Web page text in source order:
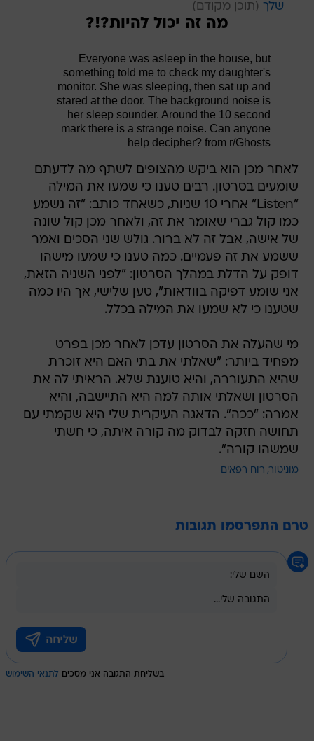
שלך
מה זה יכול להיות?!?
Everyone was asleep in the house, but
something told me to check my daughter's
monitor. She was sleeping, then sat up and
stared at the door. The background noise is
her sleep sounder. Around the 10 second
mark there is a strange noise. Can anyone
help decipher? from r/Ghosts
לאחר מכן הוא ביקש מהצופים לשתף מה לדעתם
שומעים בסרטון. רבים טענו כי שמעו את המילה
"Listen" אחרי 10 שניות, כשאחד כותב: "זה נשמע
כמו קול גברי שאומר את זה, ולאחר מכן קול שונה
של אישה, אבל זה לא ברור. גולש שני הסכים ואמר
ששמע את זה פעמיים. כמה טענו כי שמעו מישהו
דופק על הדלת במהלך הסרטון: "לפני השניה הזאת,
אני שומע דפיקה בוודאות", טען שלישי, אך היו כמה
שטענו כי לא שמעו את המילה בכלל.
מי שהעלה את הסרטון עדכן לאחר מכן בפרט
מפחיד ביותר: "שאלתי את בתי האם היא זוכרת
שהיא התעוררה, והיא טוענת שלא. הראיתי לה את
הסרטון ושאלתי אותה למה היא התיישבה, והיא
אמרה: "ככה". הדאגה העיקרית שלי היא שקמתי עם
תחושה חזקה לבדוק מה קורה איתה, כי חשתי
שמשהו קורה".
מוניטור רוח רפאים
טרם התפרסמו תגובות
בשליחת התגובה אני מסכים לתנאי השימוש